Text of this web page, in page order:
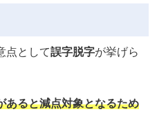
点として誤字脱字が挙げら
あると減点対象となるため